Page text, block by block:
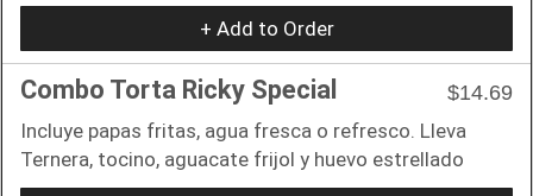
+ Add to Order
Combo Torta Ricky Special
$14.69
Incluye papas fritas, agua fresca o refresco. Lleva
Ternera, tocino, aguacate frijol y huevo estrellado